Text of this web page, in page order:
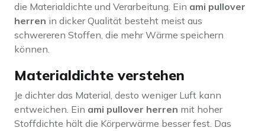
die Materialdichte und Verarbeitung. Ein ami pullover
herren in dicker Qualität besteht meist aus
schwereren Stoffen, die mehr Wärme speichern
können.
Materialdichte verstehen
Je dichter das Material, desto weniger Luft kann
entweichen. Ein ami pullover herren mit hoher
Stoffdichte hält die Körperwärme besser fest. Das